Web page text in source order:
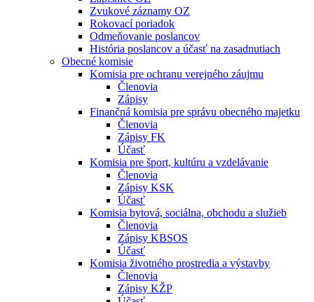
Zvukové záznamy OZ
Rokovací poriadok
Odmeňovanie poslancov
História poslancov a účasť na zasadnutiach
Obecné komisie
Komisia pre ochranu verejného záujmu
Členovia
Zápisy
Finančná komisia pre správu obecného majetku
Členovia
Zápisy FK
Účasť
Komisia pre šport, kultúru a vzdelávanie
Členovia
Zápisy KSK
Účasť
Komisia bytová, sociálna, obchodu a služieb
Členovia
Zápisy KBSOS
Účasť
Komisia životného prostredia a výstavby
Členovia
Zápisy KŽP